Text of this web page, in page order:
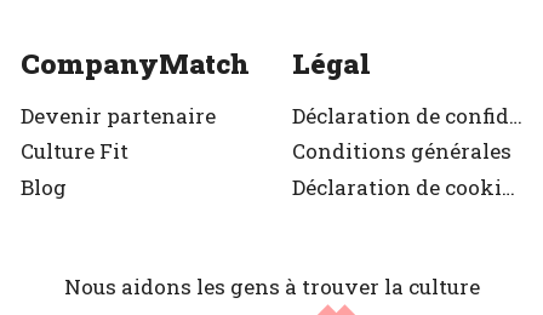
CompanyMatch
Devenir partenaire
Culture Fit
Blog
Légal
Déclaration de confidentialité
Conditions générales
Déclaration de cookies
Nous aidons les gens à trouver la culture